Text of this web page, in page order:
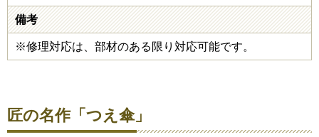
備考
※修理対応は、部材のある限り対応可能です。
匠の名作「つえ傘」